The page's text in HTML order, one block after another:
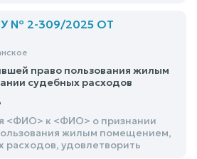
№ 2-309/2025 ОТ
право пользования жилым
судебных расходов
<ФИО> к <ФИО> о признании
жилым помещением,
расходов, удовлетворить